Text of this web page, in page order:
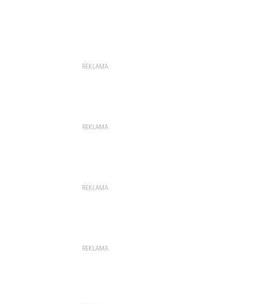
REKLAMA
REKLAMA
REKLAMA
REKLAMA